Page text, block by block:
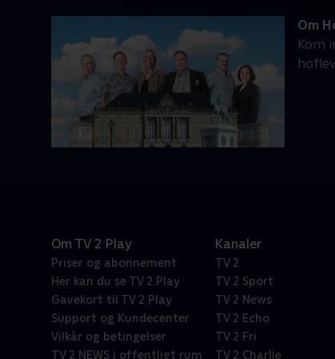
Om
Kom
Om TV 2 Play
Priser og abonnement
Her kan du se TV 2 Play
Gavekort til TV 2 Play
Support og Kundecenter
Vilkår og betingelser
TV 2 NEWS i offentligt rum
Kanaler
TV 2
TV 2 Sport
TV 2 News
TV 2 Echo
TV 2 Fri
TV 2 Charlie